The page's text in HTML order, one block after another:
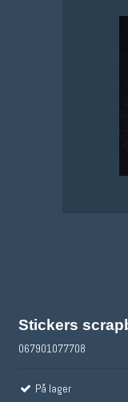
Stickers
067901077708
På lager